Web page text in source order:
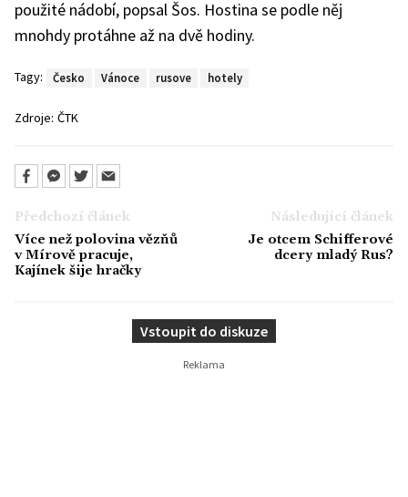
použité nádobí, popsal Šos. Hostina se podle něj
mnohdy protáhne až na dvě hodiny.
Tagy: Česko Vánoce rusove hotely
Zdroje: ČTK
Předchozí článek
Více než polovina vězňů
v Mírově pracuje,
Kajínek šije hračky
Následující článek
Je otcem Schifferové
dcery mladý Rus?
Vstoupit do diskuze